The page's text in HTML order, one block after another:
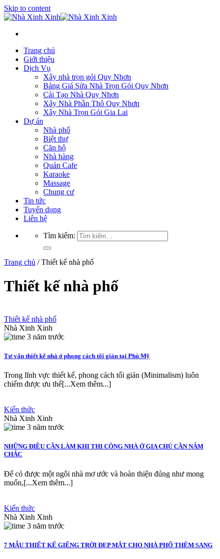
Skip to content
Trang chủ
Giới thiệu
Dịch Vụ
Xây nhà trọn gói Quy Nhơn
Bảng Giá Sửa Nhà Trọn Gói Quy Nhơn
Cải Tạo Nhà Quy Nhơn
Xây Nhà Phần Thô Quy Nhơn
Xây Nhà Trọn Gói Gia Lai
Dự án
Nhà phố
Biệt thự
Căn hộ
Nhà hàng
Quán Cafe
Karaoke
Massage
Chung cư
Tin tức
Tuyển dụng
Liên hệ
Tìm kiếm:
Trang chủ /Thiết kế nhà phố
Thiết kế nhà phố
Thiết kế nhà phố
Nhà Xinh Xinh
3 năm trước
Tư vấn thiết kế nhà ở phong cách tối giản tại Phù Mỹ
Trong lĩnh vực thiết kế, phong cách tối giản (Minimalism) luôn
chiếm được ưu thế[...Xem thêm...]
Kiến thức
Nhà Xinh Xinh
3 năm trước
NHỮNG ĐIỀU CẦN LÀM KHI THI CÔNG NHÀ Ở GIA CHỦ CẦN NẮM
CHẮC
Để có được một ngôi nhà mơ ước và hoàn thiện đúng như mong
muốn,[...Xem thêm...]
Kiến thức
Nhà Xinh Xinh
3 năm trước
7 MẪU THIẾT KẾ GIẾNG TRỜI ĐẸP MẮT CHO NHÀ PHỐ THÊM SANG